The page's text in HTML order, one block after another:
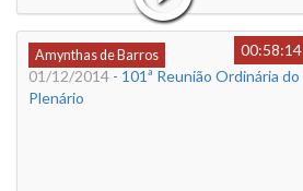
Amynthas de Barros
00:58:14
01/12/2014 - 101ª Reunião Ordinária do
Plenário